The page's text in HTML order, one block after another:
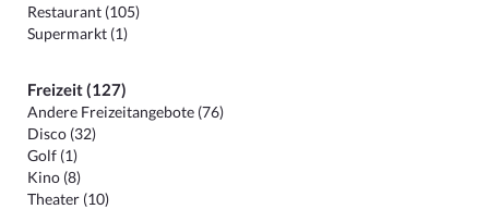
Restaurant (105)
Supermarkt (1)
Freizeit (127)
Andere Freizeitangebote (76)
Disco (32)
Golf (1)
Kino (8)
Theater (10)